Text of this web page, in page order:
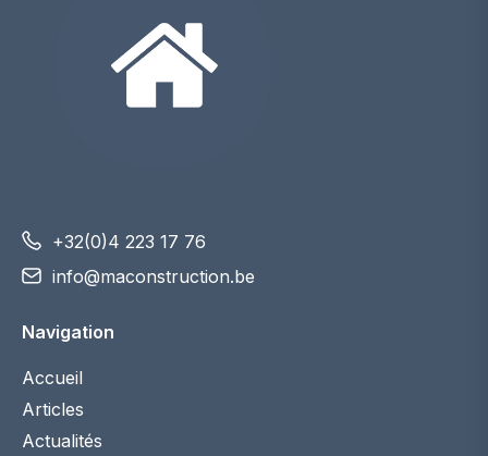
+32(0)4 223 17 76
info@maconstruction.be
Articles
Actualités
À propos
Thèmes
Aménagement intérieur